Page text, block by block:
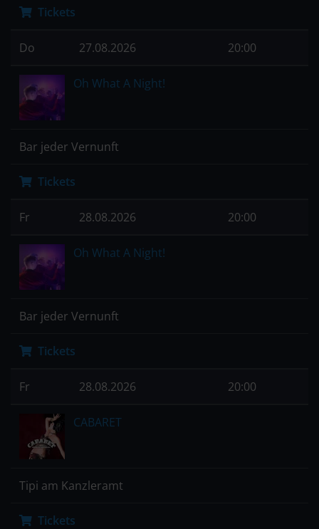
Tickets
Do 27.08.2026 20:00
Oh What A Night!
Bar jeder Vernunft
Tickets
Fr 28.08.2026 20:00
Oh What A Night!
Bar jeder Vernunft
Tickets
Fr 28.08.2026 20:00
CABARET
Tipi am Kanzleramt
Tickets